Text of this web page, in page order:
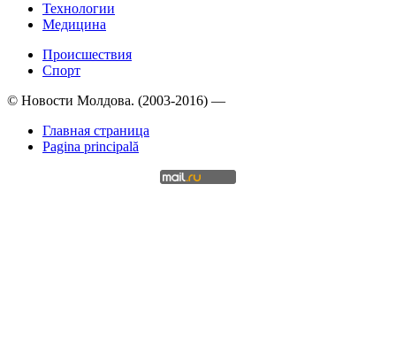
Технологии
Медицина
Происшествия
Спорт
© Новости Молдова. (2003-2016) —
Главная страница
Pagina principală